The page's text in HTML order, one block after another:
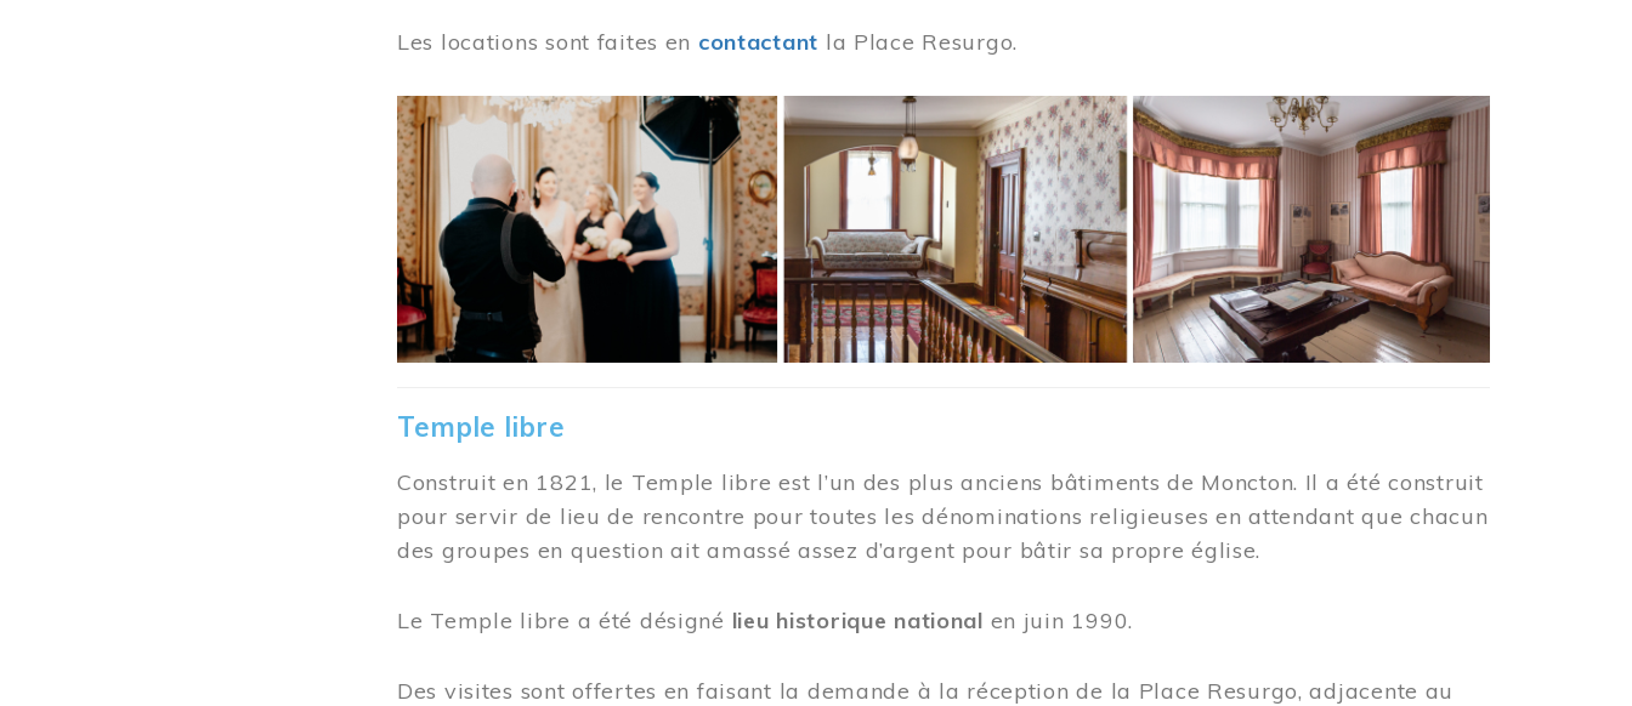
Les locations sont faites en contactant la Place Resurgo.
Image
Temple libre
Construit en 1821, le Temple libre est l’un des plus anciens bâtiments de Moncton. Il a été construit
pour servir de lieu de rencontre pour toutes les dénominations religieuses en attendant que chacun
des groupes en question ait amassé assez d’argent pour bâtir sa propre église.
Le Temple libre a été désigné lieu historique national en juin 1990.
Des visites sont offertes en faisant la demande à la réception de la Place Resurgo, adjacente au